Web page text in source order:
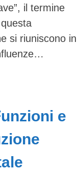
il termine
si riuniscono in
e